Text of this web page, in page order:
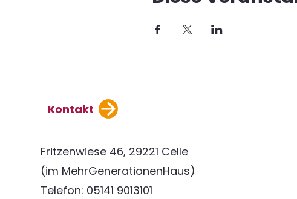
Kontakt
Fritzenwiese 46, 29221 Celle
(im MehrGenerationenHaus)
Telefon: 05141 9013101